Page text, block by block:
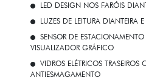
LED DESIGN NOS FARÓIS
LUZES DE LEITURA DIANTEIRA E
SENSOR DE
VISUALIZADOR GRÁFICO
VIDROS ELÉTRICOS
ANTIESMAGAMENTO